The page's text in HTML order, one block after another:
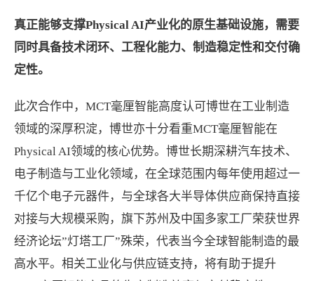
真正能够支撑Physical AI产业化的原生基础设施，需要
同时具备技术闭环、工程化能力、制造稳定性和交付确
定性。
此次合作中，MCT毫厘智能高度认可博世在工业制造
领域的深厚积淀，博世亦十分看重MCT毫厘智能在
Physical AI领域的核心优势。博世长期深耕汽车技术、
电子制造与工业化领域，在全球范围内每年使用超过一
千亿个电子元器件，与全球各大半导体供应商保持直接
对接与大规模采购，旗下苏州及中国多家工厂荣获世界
经济论坛”灯塔工厂”殊荣，代表当今全球智能制造的最
高水平。相关工业化与供应链支持，将有助于提升